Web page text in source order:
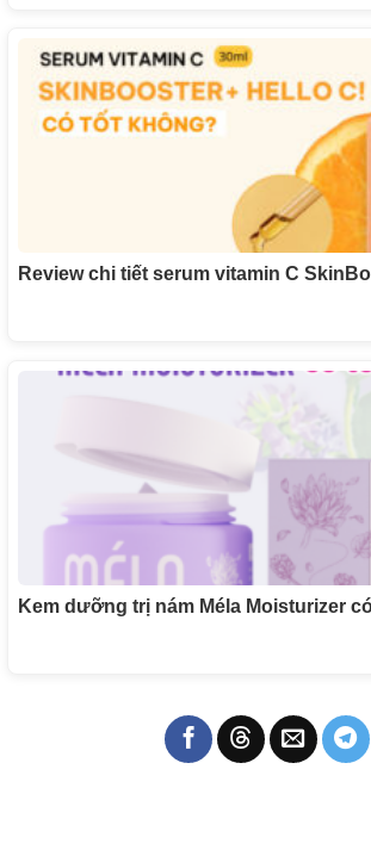
Review chi tiết serum vitamin C
Kem dưỡng trị nám Méla Moisturizer